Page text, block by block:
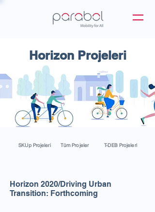
Horizon Projeleri
SKUp Projeleri Tüm Projeler T-DEB Projeleri
Horizon 2020/Driving Urban
Transition: Forthcoming